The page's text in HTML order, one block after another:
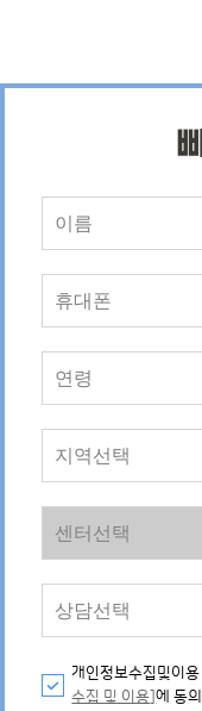
개인정보수집및이
수집 및 이용]에 동